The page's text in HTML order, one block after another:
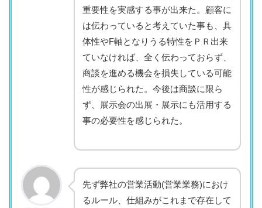
重要性を実感する事が出来た。顧客に
は伝わっていると考えていた事も、具
体性やF軸となりうる特性をＰＲ出来
ていなければ、全く伝わっておらず、
商談を進める機会を損失している可能
性が感じられた。今後は商談に限ら
ず、展示会の出展・展示にも活用する
事の必要性を感じられた。
先ず弊社の営業活動(営業業務)におけ
るルール、仕組みがこれまで存在して